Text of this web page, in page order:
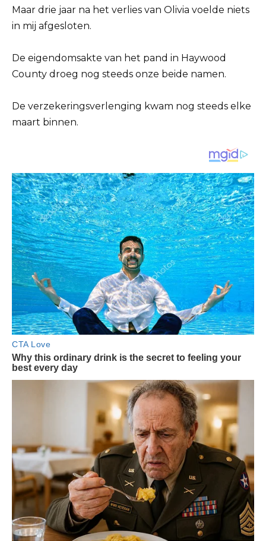
Maar drie jaar na het verlies van Olivia voelde niets
in mij afgesloten.
De eigendomsakte van het pand in Haywood
County droeg nog steeds onze beide namen.
De verzekeringsverlenging kwam nog steeds elke
maart binnen.